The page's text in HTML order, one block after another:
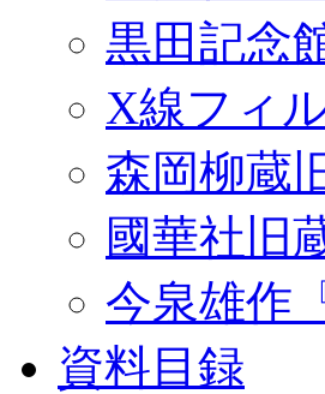
黒田記念
X線フィ
森岡柳蔵
國華社旧
今泉雄作
資料目録